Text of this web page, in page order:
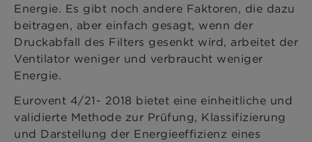
Energie. Es gibt noch andere Faktoren, die dazu
beitragen, aber einfach gesagt, wenn der
Druckabfall des Filters gesenkt wird, arbeitet der
Ventilator weniger und verbraucht weniger
Energie.
Eurovent 4/21- 2018 bietet eine einheitliche und
validierte Methode zur Prüfung, Klassifizierung
und Darstellung der Energieeffizienz eines